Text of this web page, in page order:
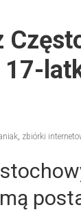
17-
, zbiórki